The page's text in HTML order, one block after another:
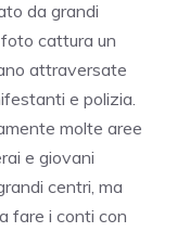
da grandi
cattura un
attraversate
e polizia.
molte aree
e giovani
centri, ma
fare i conti con